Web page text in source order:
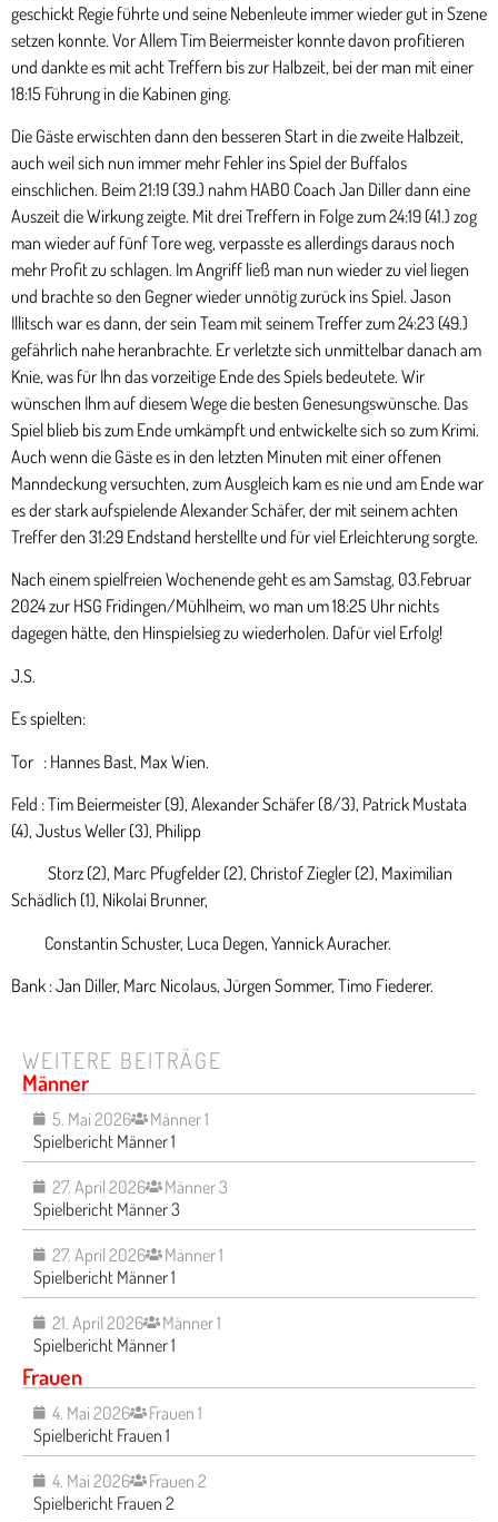
geschickt Regie führte und seine Nebenleute immer wieder gut in Szene
setzen konnte. Vor Allem Tim Beiermeister konnte davon profitieren
und dankte es mit acht Treffern bis zur Halbzeit, bei der man mit einer
18:15 Führung in die Kabinen ging.
Die Gäste erwischten dann den besseren Start in die zweite Halbzeit,
auch weil sich nun immer mehr Fehler ins Spiel der Buffalos
einschlichen. Beim 21:19 (39.) nahm HABO Coach Jan Diller dann eine
Auszeit die Wirkung zeigte. Mit drei Treffern in Folge zum 24:19 (41.) zog
man wieder auf fünf Tore weg, verpasste es allerdings daraus noch
mehr Profit zu schlagen. Im Angriff ließ man nun wieder zu viel liegen
und brachte so den Gegner wieder unnötig zurück ins Spiel. Jason
Illitsch war es dann, der sein Team mit seinem Treffer zum 24:23 (49.)
gefährlich nahe heranbrachte. Er verletzte sich unmittelbar danach am
Knie, was für Ihn das vorzeitige Ende des Spiels bedeutete. Wir
wünschen Ihm auf diesem Wege die besten Genesungswünsche. Das
Spiel blieb bis zum Ende umkämpft und entwickelte sich so zum Krimi.
Auch wenn die Gäste es in den letzten Minuten mit einer offenen
Manndeckung versuchten, zum Ausgleich kam es nie und am Ende war
es der stark aufspielende Alexander Schäfer, der mit seinem achten
Treffer den 31:29 Endstand herstellte und für viel Erleichterung sorgte.
Nach einem spielfreien Wochenende geht es am Samstag, 03.Februar
2024 zur HSG Fridingen/Mühlheim, wo man um 18:25 Uhr nichts
dagegen hätte, den Hinspielsieg zu wiederholen. Dafür viel Erfolg!
J.S.
Es spielten:
Tor : Hannes Bast, Max Wien.
Feld : Tim Beiermeister (9), Alexander Schäfer (8/3), Patrick Mustata
(4), Justus Weller (3), Philipp
Storz (2), Marc Pfugfelder (2), Christof Ziegler (2), Maximilian
Schädlich (1), Nikolai Brunner,
Constantin Schuster, Luca Degen, Yannick Auracher.
Bank : Jan Diller, Marc Nicolaus, Jürgen Sommer, Timo Fiederer.
WEITERE BEITRÄGE
Männer
5. Mai 2026
Männer 1
Spielbericht Männer 1
27. April 2026
Männer 3
Spielbericht Männer 3
27. April 2026
Männer 1
Spielbericht Männer 1
21. April 2026
Männer 1
Spielbericht Männer 1
Frauen
4. Mai 2026
Frauen 1
Spielbericht Frauen 1
4. Mai 2026
Frauen 2
Spielbericht Frauen 2